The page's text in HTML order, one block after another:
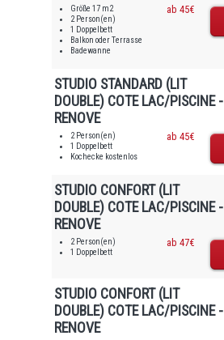
Größe 17 m2
2 Person(en)
1 Doppelbett
Balkon oder Terrasse
Badewanne
ab 45€
STUDIO STANDARD (LIT
DOUBLE) COTE LAC/PISCINE -
RENOVE
2 Person(en)
1 Doppelbett
Kochecke kostenlos
ab 45€
STUDIO CONFORT (LIT
DOUBLE) COTE LAC/PISCINE -
RENOVE
2 Person(en)
1 Doppelbett
ab 47€
STUDIO CONFORT (LIT
DOUBLE) COTE LAC/PISCINE -
RENOVE